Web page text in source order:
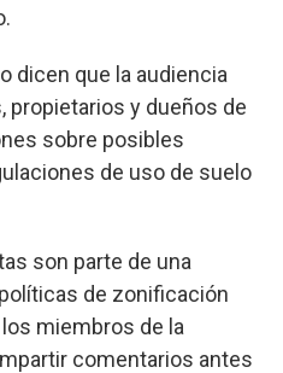
dicen que la audiencia
propietarios y dueños de
sobre posibles
de uso de suelo
son parte de una
de zonificación
miembros de la
comentarios antes